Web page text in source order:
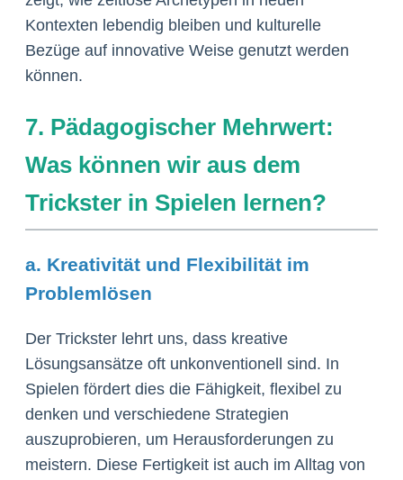
Kontexten lebendig bleiben und kulturelle
Bezüge auf innovative Weise genutzt werden
können.
7. Pädagogischer Mehrwert:
Was können wir aus dem
Trickster in Spielen lernen?
a. Kreativität und Flexibilität im
Problemlösen
Der Trickster lehrt uns, dass kreative
Lösungsansätze oft unkonventionell sind. In
Spielen fördert dies die Fähigkeit, flexibel zu
denken und verschiedene Strategien
auszuprobieren, um Herausforderungen zu
meistern. Diese Fertigkeit ist auch im Alltag von